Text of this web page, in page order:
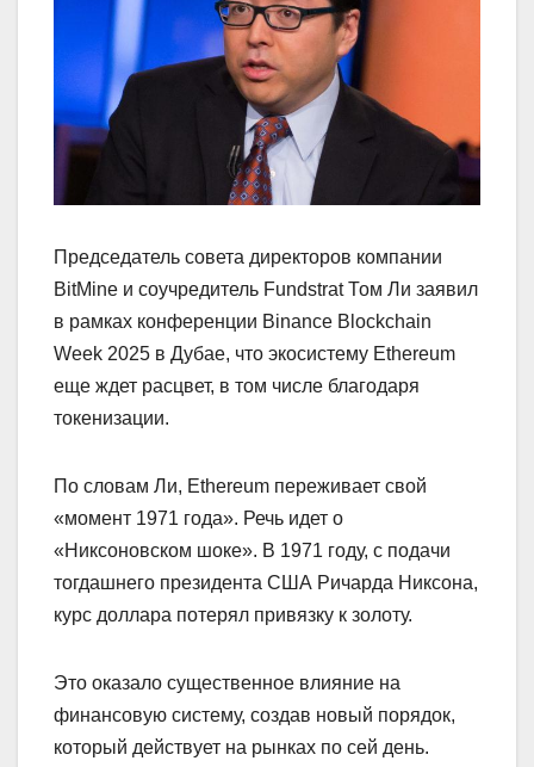
Председатель совета директоров компании
BitMine и соучредитель Fundstrat Том Ли заявил
в рамках конференции Binance Blockchain
Week 2025 в Дубае, что экосистему Ethereum
еще ждет расцвет, в том числе благодаря
токенизации.
По словам Ли, Ethereum переживает свой
«момент 1971 года». Речь идет о
«Никсоновском шоке». В 1971 году, с подачи
тогдашнего президента США Ричарда Никсона,
курс доллара потерял привязку к золоту.
Это оказало существенное влияние на
финансовую систему, создав новый порядок,
который действует на рынках по сей день.